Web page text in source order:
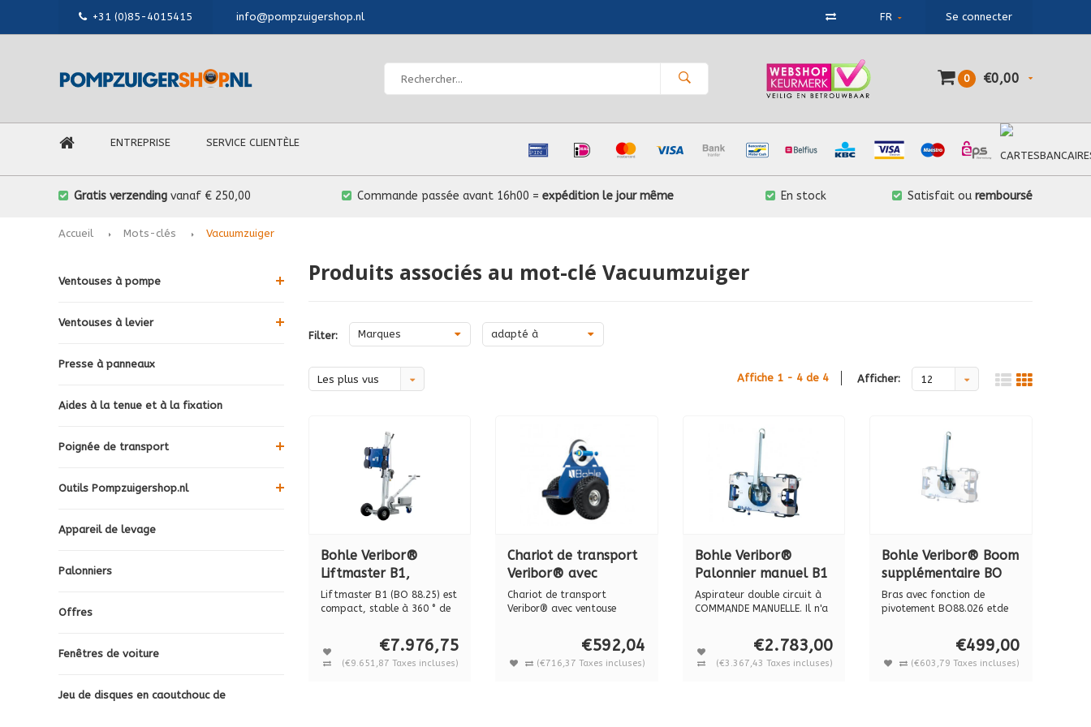
+31 (0)85-4015415 info@pompzuigershop.nl FR Se connecter
0 €0,00
ENTREPRISE SERVICE CLIENTÈLE
Gratis verzending vanaf € 250,00 Commande passée avant 16h00 =expédition le jour même En stock Satisfait ou remboursé
Accueil Mots-clés Vacuumzuiger
Ventouses à pompe
Ventouses à levier
Presse à panneaux
Aides à la tenue et à la fixation
Poignée de transport
Outils Pompzuigershop.nl
Appareil de levage
Palonniers
Offres
Fenêtres de voiture
Jeu de disques en caoutchouc de
Produits associés au mot-clé Vacuumzuiger
Filter: Marques adapté à
Les plus vus Affiche 1 - 4 de 4 Afficher: 12
Bohle Veribor®
Liftmaster B1,
appareil de levage
avec 2 systèmes de
Liftmaster B1 (BO 88.25) est
compact, stable à 360 ° de
€7.976,75
(€9.651,87 Taxes incluses)
Chariot de transport
Veribor® avec
ventouse intégrée BO
680.0
Chariot de transport
Veribor® avec ventouse
€592,04
(€716,37 Taxes incluses)
Bohle Veribor®
Palonnier manuel B1
(BO B18 DM4 GS)
palonnier manuel,
Aspirateur double circuit à
COMMANDE MANUELLE. Il n'a
€2.783,00
(€3.367,43 Taxes incluses)
Bohle Veribor® Boom
supplémentaire BO
88.026 pour
pallonier
Bras avec fonction de
pivotement BO88.026 etde
€499,00
(€603,79 Taxes incluses)